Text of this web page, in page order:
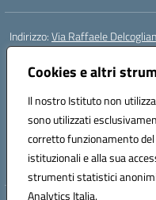
Cookies e altri
Il nostro Istituto non
sono utilizzati
corretto funzionamento
istituzionali e alla sua
strumenti statistici
Analytics Italia.
Indirizzo:Via Raffaele
Centralino:
Posta elettronica certificata
Codice fiscale: 90003320620
Codice meccanografico:
Codice Indice delle Pubbliche
Codice unico di fatturazione